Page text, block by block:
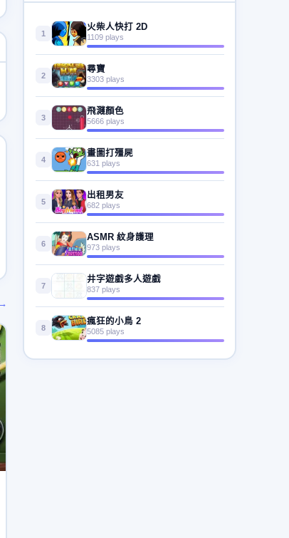
1
火柴人快打 2D
1109 plays
2
尋寶
3303 plays
3
飛濺顏色
5666 plays
4
畫圖打殭屍
631 plays
5
出租男友
682 plays
6
ASMR 紋身護理
973 plays
7
井字遊戲多人遊戲
837 plays
8
瘋狂的小鳥 2
5085 plays